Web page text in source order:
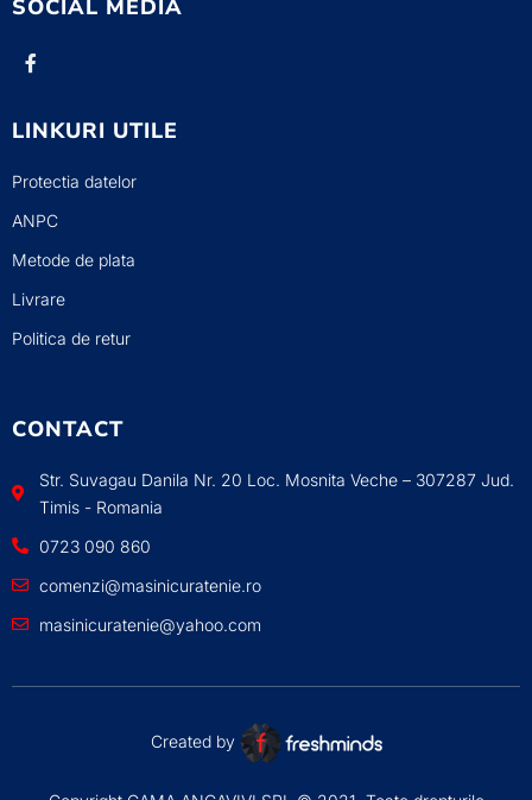
SOCIAL MEDIA
LINKURI UTILE
Protectia datelor
ANPC
Metode de plata
Livrare
Politica de retur
CONTACT
Str. Suvagau Danila Nr. 20 Loc. Mosnita Veche – 307287 Jud.
Timis - Romania
0723 090 860
comenzi@masinicuratenie.ro
masinicuratenie@yahoo.com
Created by